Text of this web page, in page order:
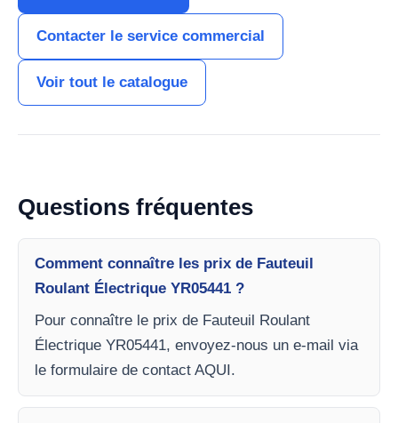
Contacter le service commercial
Voir tout le catalogue
Questions fréquentes
Comment connaître les prix de Fauteuil
Roulant Électrique YR05441 ?
Pour connaître le prix de Fauteuil Roulant
Électrique YR05441, envoyez-nous un e-mail via
le formulaire de contact AQUI.